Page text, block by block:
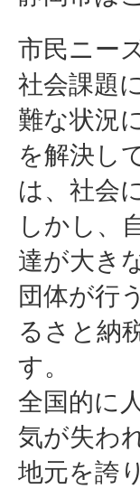
市民ニー
社会課題
難な状況
を解決し
は、社会
しかし、
達が大き
団体が行
るさと納
す。
全国的に
気が失わ
地元を誇